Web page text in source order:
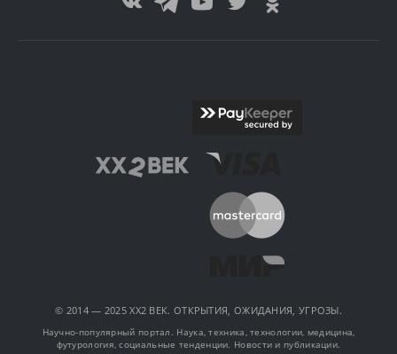
© 2014 — 2025 XX2 ВЕК. ОТКРЫТИЯ, ОЖИДАНИЯ, УГРОЗЫ.
Научно-популярный портал. Наука, техника, технологии, медицина,
футурология, социальные тенденции. Новости и публикации.